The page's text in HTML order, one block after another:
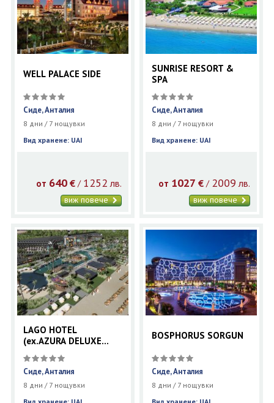
WELL PALACE SIDE
Сиде, Анталия
8 дни / 7 нощувки
Вид хранене: UAI
от 640 €/ 1252 лв.
виж повече
SUNRISE RESORT &
SPA
Сиде, Анталия
8 дни / 7 нощувки
Вид хранене: UAI
от 1027 € / 2009 лв.
виж повече
LAGO HOTEL
(ex.AZURA DELUXE
Сиде, Анталия
8 дни / 7 нощувки
BOSPHORUS SORGUN
Сиде, Анталия
8 дни / 7 нощувки